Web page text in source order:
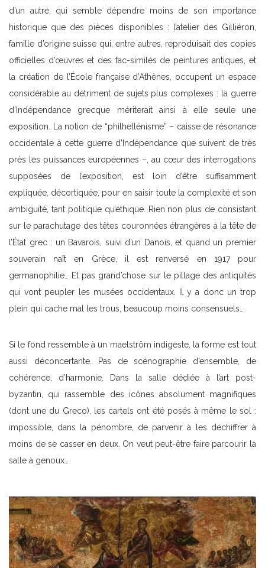
d’un autre, qui semble dépendre moins de son importance
historique que des pièces disponibles : l’atelier des Gilliéron,
famille d’origine suisse qui, entre autres, reproduisait des copies
officielles d’œuvres et des fac-similés de peintures antiques, et
la création de l’École française d’Athènes, occupent un espace
considérable au détriment de sujets plus complexes : la guerre
d’Indépendance grecque mériterait ainsi à elle seule une
exposition. La notion de “philhellénisme” – caisse de résonance
occidentale à cette guerre d’Indépendance que suivent de très
près les puissances européennes –, au cœur des interrogations
supposées de l’exposition, est loin d’être suffisamment
expliquée, décortiquée, pour en saisir toute la complexité et son
ambiguïté, tant politique qu’éthique. Rien non plus de consistant
sur le parachutage des têtes couronnées étrangères à la tête de
l’État grec : un Bavarois, suivi d’un Danois, et quand un premier
souverain naît en Grèce, il est renversé en 1917 pour
germanophilie… Et pas grand’chose sur le pillage des antiquités
qui vont peupler les musées occidentaux. Il y a donc un trop
plein qui cache mal les trous, beaucoup moins consensuels…
Si le fond ressemble à un maelström indigeste, la forme est tout
aussi déconcertante. Pas de scénographie d’ensemble, de
cohérence, d’harmonie. Dans la salle dédiée à l’art post-
byzantin, qui rassemble des icônes absolument magnifiques
(dont une du Greco), les cartels ont été posés à même le sol :
impossible, dans la pénombre, de parvenir à les déchiffrer à
moins de se casser en deux. On veut peut-être faire parcourir la
salle à genoux…